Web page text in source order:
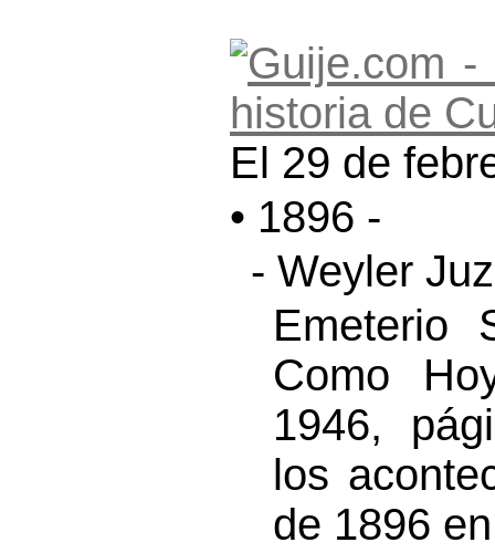
El 29 de
• 1896 -
- Weyler
Emeterio
Como
1946,
los
de 1896